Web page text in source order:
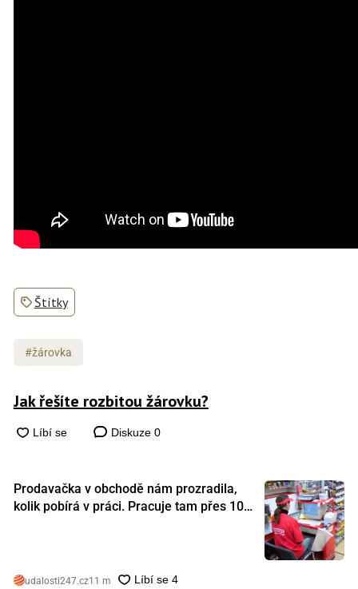
Štítky
#žárovka
Jak řešíte rozbitou žárovku?
Diskuze 0
Prodavačka v obchodě nám prozradila,
kolik pobírá v práci. Pracuje tam přes 10
udalosti247.cz11 m